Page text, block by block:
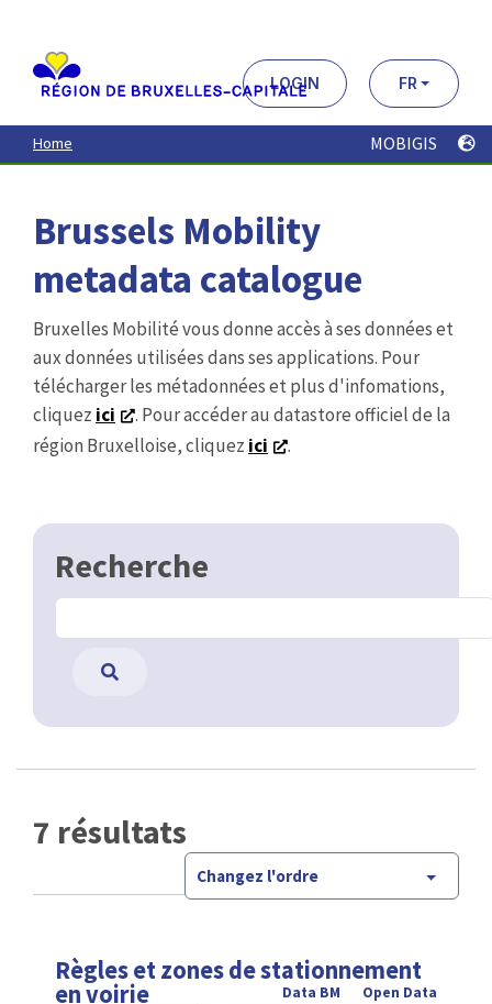
contenu
principal
LOGIN FR
Home MOBIGIS
Brussels Mobility
metadata catalogue
Bruxelles Mobilité vous donne accès à ses données et
aux données utilisées dans ses applications. Pour
télécharger les métadonnées et plus d'infomations,
cliquez ici
. Pour accéder au datastore officiel de la
région Bruxelloise, cliquez ici .
Recherche
7 résultats
Changez l'ordre
Règles et zones de stationnement
en voirie Open Data
Data BM